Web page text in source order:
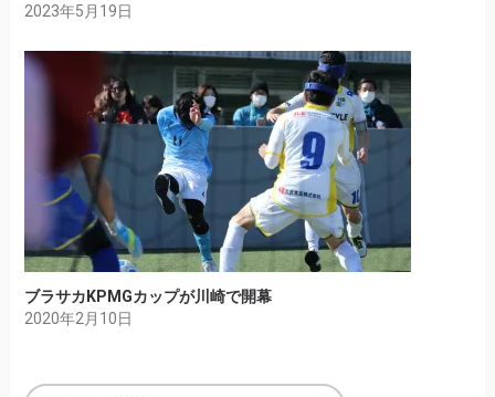
2023年5月19日
ブラサカKPMGカップが川崎で開幕
2020年2月10日